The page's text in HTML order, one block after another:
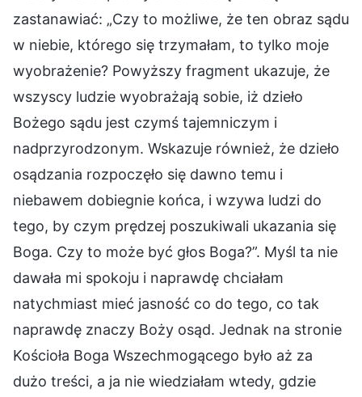
zastanawiać: „Czy to możliwe, że ten obraz sądu
w niebie, którego się trzymałam, to tylko moje
wyobrażenie? Powyższy fragment ukazuje, że
wszyscy ludzie wyobrażają sobie, iż dzieło
Bożego sądu jest czymś tajemniczym i
nadprzyrodzonym. Wskazuje również, że dzieło
osądzania rozpoczęło się dawno temu i
niebawem dobiegnie końca, i wzywa ludzi do
tego, by czym prędzej poszukiwali ukazania się
Boga. Czy to może być głos Boga?”. Myśl ta nie
dawała mi spokoju i naprawdę chciałam
natychmiast mieć jasność co do tego, co tak
naprawdę znaczy Boży osąd. Jednak na stronie
Kościoła Boga Wszechmogącego było aż za
dużo treści, a ja nie wiedziałam wtedy, gdzie